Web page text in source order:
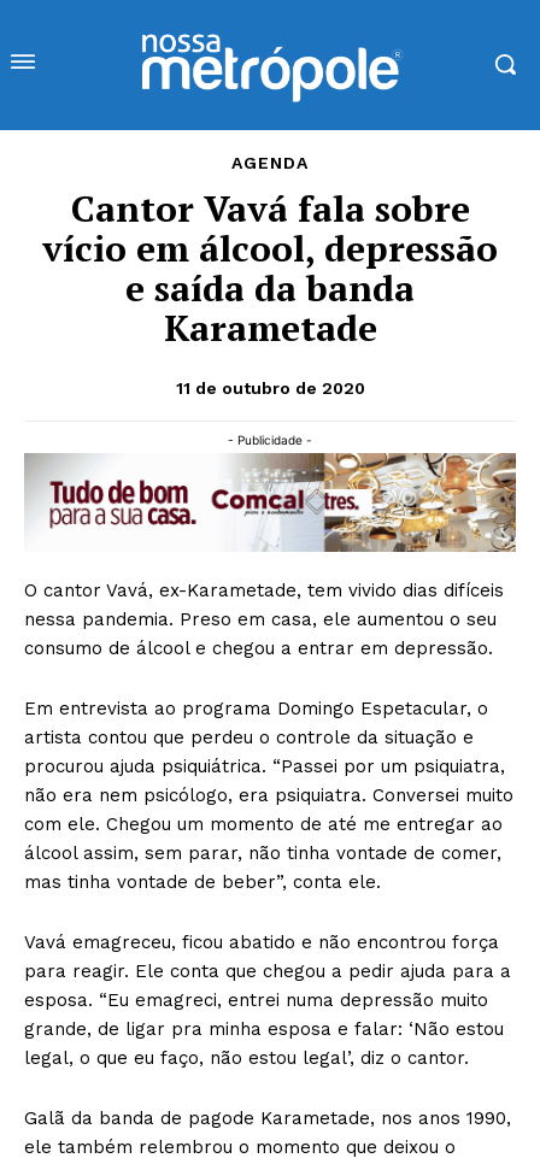
AGENDA
Cantor Vavá fala sobre
vício em álcool, depressão
e saída da banda
Karametade
11 de outubro de 2020
- Publicidade -
O cantor Vavá, ex-Karametade, tem vivido dias difíceis
nessa pandemia. Preso em casa, ele aumentou o seu
consumo de álcool e chegou a entrar em depressão.
Em entrevista ao programa Domingo Espetacular, o
artista contou que perdeu o controle da situação e
procurou ajuda psiquiátrica. “Passei por um psiquiatra,
não era nem psicólogo, era psiquiatra. Conversei muito
com ele. Chegou um momento de até me entregar ao
álcool assim, sem parar, não tinha vontade de comer,
mas tinha vontade de beber”, conta ele.
Vavá emagreceu, ficou abatido e não encontrou força
para reagir. Ele conta que chegou a pedir ajuda para a
esposa. “Eu emagreci, entrei numa depressão muito
grande, de ligar pra minha esposa e falar: ‘Não estou
legal, o que eu faço, não estou legal’, diz o cantor.
Galã da banda de pagode Karametade, nos anos 1990,
ele também relembrou o momento que deixou o